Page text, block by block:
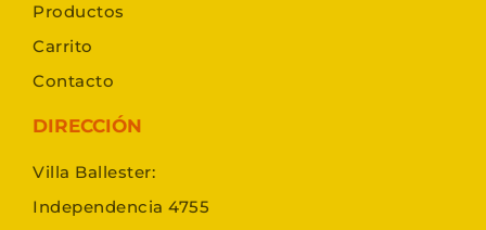
Productos
Carrito
Contacto
DIRECCIÓN
Villa Ballester:
Independencia 4755